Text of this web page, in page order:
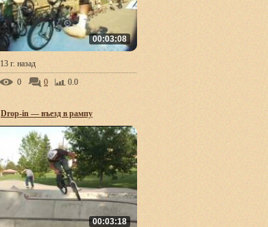
00:03:08
13 г. назад
0
0 0.0
Drop-in — въезд в рампу
00:03:18